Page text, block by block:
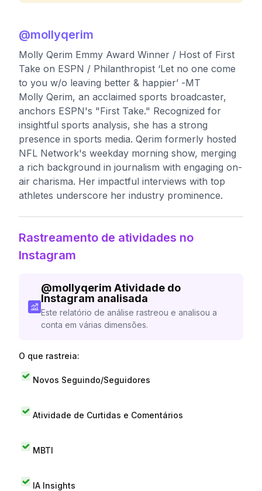
@mollyqerim
Molly Qerim Emmy Award Winner / Host of First
Take on ESPN / Philanthropist ‘Let no one come
to you w/o leaving better & happier’ -MT
Molly Qerim, an acclaimed sports broadcaster,
anchors ESPN's "First Take." Recognized for
insightful sports analysis, she has a strong
presence in sports media. Qerim formerly hosted
NFL Network's weekday morning show, merging
a rich background in journalism with engaging on-
air charisma. Her impactful interviews with top
athletes underscore her industry prominence.
Rastreamento de atividades no
Instagram
@mollyqerim Atividade do
Instagram analisada
Este relatório de análise rastreou e analisou a
conta em várias dimensões.
O que rastreia:
Novos Seguindo/Seguidores
Atividade de Curtidas e Comentários
MBTI
IA Insights